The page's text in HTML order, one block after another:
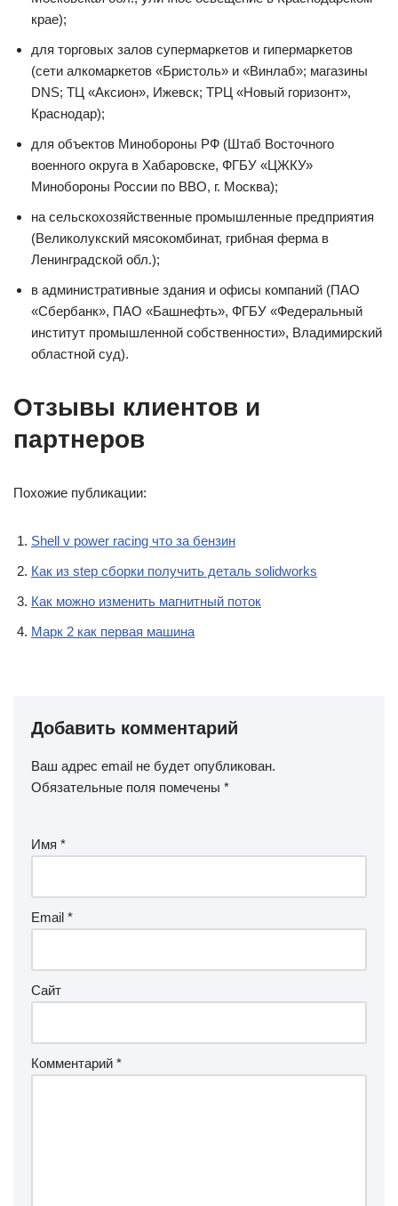
крае);
для торговых залов супермаркетов и гипермаркетов
(сети алкомаркетов «Бристоль» и «Винлаб»; магазины
DNS; ТЦ «Аксион», Ижевск; ТРЦ «Новый горизонт»,
Краснодар);
для объектов Минобороны РФ (Штаб Восточного
военного округа в Хабаровске, ФГБУ «ЦЖКУ»
Минобороны России по ВВО, г. Москва);
на сельскохозяйственные промышленные предприятия
(Великолукский мясокомбинат, грибная ферма в
Ленинградской обл.);
в административные здания и офисы компаний (ПАО
«Сбербанк», ПАО «Башнефть», ФГБУ «Федеральный
институт промышленной собственности», Владимирский
областной суд).
Отзывы клиентов и
партнеров
Похожие публикации:
Shell v power racing что за бензин
Как из step сборки получить деталь solidworks
Как можно изменить магнитный поток
Марк 2 как первая машина
Добавить комментарий
Ваш адрес email не будет опубликован.
Обязательные поля помечены *
Имя *
Email *
Сайт
Комментарий *